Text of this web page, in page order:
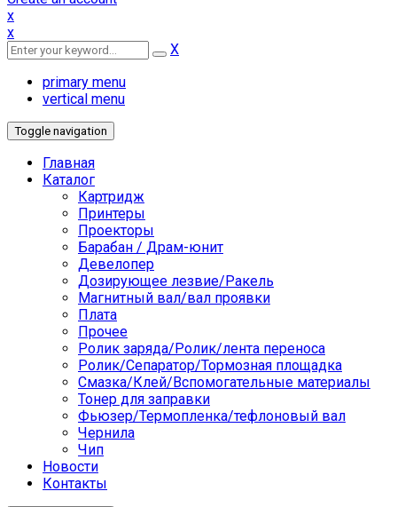
x
x
X
primary menu
vertical menu
Toggle navigation
Главная
Каталог
Картридж
Принтеры
Проекторы
Барабан / Драм-юнит
Девелопер
Дозирующее лезвие/Ракель
Магнитный вал/вал проявки
Плата
Прочее
Ролик заряда/Ролик/лента переноса
Ролик/Сепаратор/Тормозная площадка
Смазка/Клей/Вспомогательные материалы
Тонер для заправки
Фьюзер/Термопленка/тефлоновый вал
Чернила
Чип
Новости
Контакты